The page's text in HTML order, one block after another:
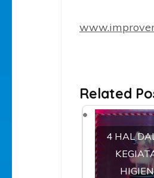
Related
4 HAL